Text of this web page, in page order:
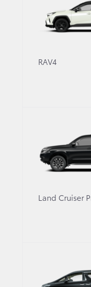
RAV4
Land Cruiser
1